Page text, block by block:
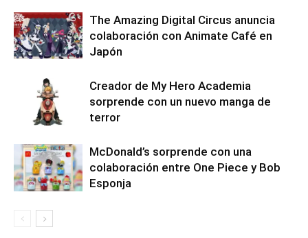
The Amazing Digital Circus anuncia
colaboración con Animate Café en
Japón
Creador de My Hero Academia
sorprende con un nuevo manga de
terror
McDonald’s sorprende con una
colaboración entre One Piece y Bob
Esponja